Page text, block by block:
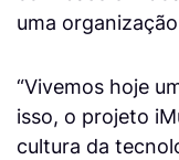
uma
“Vivemos hoje
isso, o projeto
cultura da